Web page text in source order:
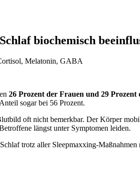
biochemisch
26 Prozent der Frauen und 29 Prozent
sogar bei 56 Prozent.
oft nicht bemerkbar. Der Körper
längst unter Symptomen leiden.
trotz aller Sleepmaxxing-